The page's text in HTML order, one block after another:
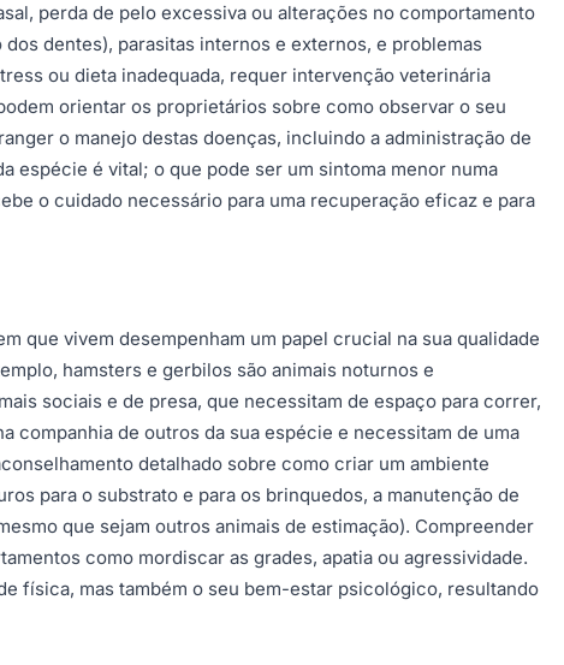
perda de pelo excessiva ou alterações no comportamento
dentes), parasitas internos e externos, e problemas
ou dieta inadequada, requer intervenção veterinária
orientar os proprietários sobre como observar o seu
o manejo destas doenças, incluindo a administração de
espécie é vital; o que pode ser um sintoma menor numa
o cuidado necessário para uma recuperação eficaz e para
que vivem desempenham um papel crucial na sua qualidade
hamsters e gerbilos são animais noturnos e
sociais e de presa, que necessitam de espaço para correr,
companhia de outros da sua espécie e necessitam de uma
detalhado sobre como criar um ambiente
para o substrato e para os brinquedos, a manutenção de
que sejam outros animais de estimação). Compreender
como mordiscar as grades, apatia ou agressividade.
física, mas também o seu bem-estar psicológico, resultando